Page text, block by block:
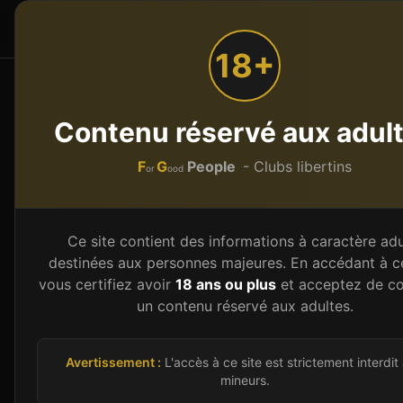
18+
Contenu réservé aux
For Good People - Clubs libertins
Ce site contient des informations à caractère
destinées aux personnes majeures. En accédant à
vous certifiez avoir 18 ans ou plus et acceptez de
un contenu réservé aux adultes.
Avertissement : L'accès à ce site est strictement interdit
mineurs.
CLUB 72
11 rue du Béarnais, 31000 TOULOUSE-Haute-
Club
Donne ton avis (anonyme, sans inscription)